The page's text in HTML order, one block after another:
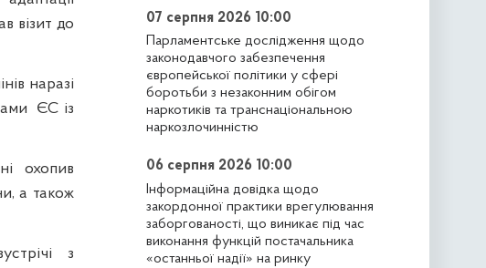
візит до
наразі
ЄС із
охопив
а також
з
07 серпня 2026 10:00
Парламентське дослідження щодо
законодавчого забезпечення
європейської політики у сфері
боротьби з незаконним обігом
наркотиків та транснаціональною
наркозлочинністю
06 серпня 2026 10:00
Інформаційна довідка щодо
закордонної практики врегулювання
заборгованості, що виникає під час
виконання функцій постачальника
«останньої надії» на ринку